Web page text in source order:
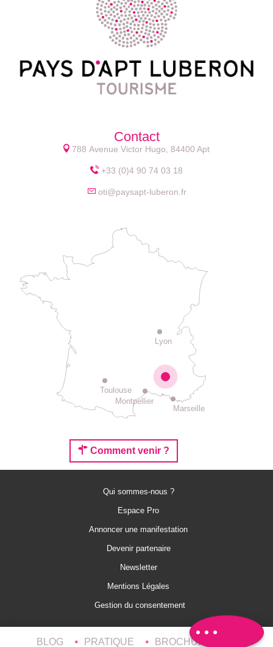
Contact
788 Avenue Victor Hugo, 84400 Apt
+33 (0)4 90 74 03 18
oti@paysapt-luberon.fr
Lyon
Montpellier
Toulouse
Marseille
Comment venir ?
Qui sommes-nous ?
Espace Pro
Annoncer une manifestation
Devenir partenaire
Newsletter
Mentions Légales
Gestion du consentement
BLOG PRATIQUE BROCHURES